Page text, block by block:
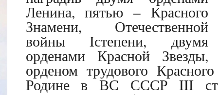
Ленина, пятью – Красного
Знамени, Отечественной
войны Iстепени, двумя
орденами Красной Звезды,
орденом трудового
Родине в ВС СССР III